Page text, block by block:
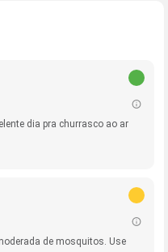
dia pra churrasco ao ar
de mosquitos. Use